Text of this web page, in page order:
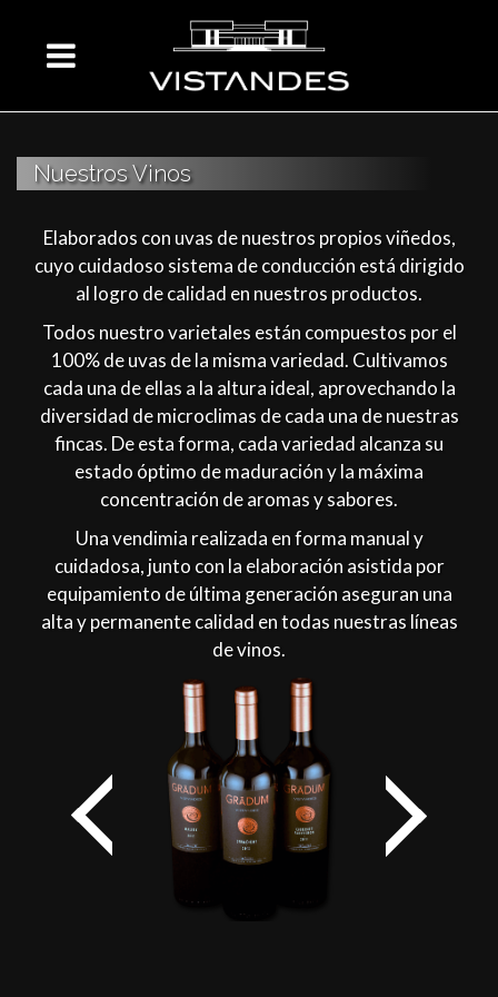
Nuestros Vinos
Elaborados con uvas de nuestros propios viñedos,
cuyo cuidadoso sistema de conducción está dirigido
al logro de calidad en nuestros productos.
Todos nuestro varietales están compuestos por el
100% de uvas de la misma variedad. Cultivamos
cada una de ellas a la altura ideal, aprovechando la
diversidad de microclimas de cada una de nuestras
fincas. De esta forma, cada variedad alcanza su
estado óptimo de maduración y la máxima
concentración de aromas y sabores.
Una vendimia realizada en forma manual y
cuidadosa, junto con la elaboración asistida por
equipamiento de última generación aseguran una
alta y permanente calidad en todas nuestras líneas
de vinos.